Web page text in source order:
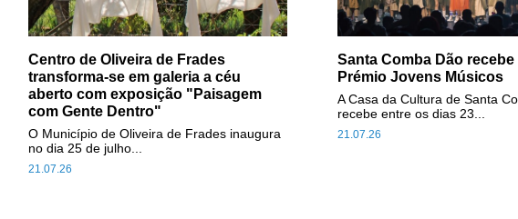
Centro de Oliveira de Frades
transforma-se em galeria a céu
aberto com exposição "Paisagem
com Gente Dentro"
21.07.26
O Município de Oliveira de Frades inaugura
no dia 25 de julho...
Santa Comba Dão
Prémio Jovens Músicos
21.07.26
A Casa da Cultura de Santa
recebe entre os dias 23...